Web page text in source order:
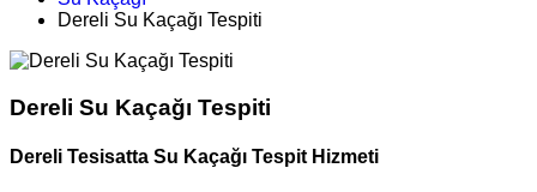
Dereli Su Kaçağı Tespiti
Dereli Su Kaçağı Tespiti
Dereli Tesisatta Su Kaçağı Tespit Hizmeti